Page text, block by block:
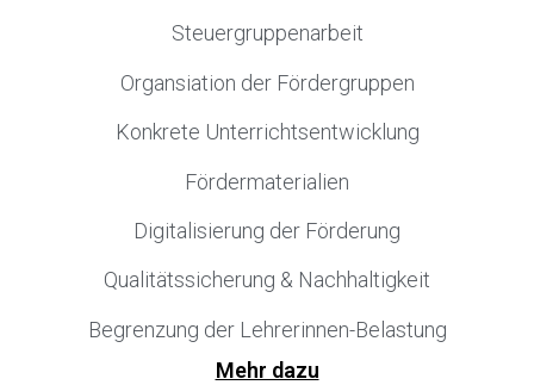
Steuergruppenarbeit
Organsiation der Fördergruppen
Konkrete Unterrichtsentwicklung
Fördermaterialien
Digitalisierung der Förderung
Qualitätssicherung & Nachhaltigkeit
Begrenzung der Lehrerinnen-Belastung
Mehr dazu